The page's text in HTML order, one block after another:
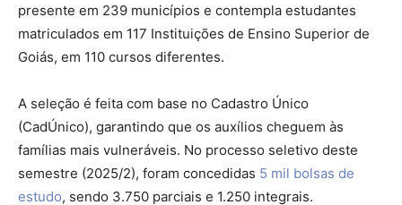
presente em 239 municípios e contempla estudantes
matriculados em 117 Instituições de Ensino Superior de
Goiás, em 110 cursos diferentes.
A seleção é feita com base no Cadastro Único
(CadÚnico), garantindo que os auxílios cheguem às
famílias mais vulneráveis. No processo seletivo deste
semestre (2025/2), foram concedidas 5 mil bolsas de
estudo, sendo 3.750 parciais e 1.250 integrais.